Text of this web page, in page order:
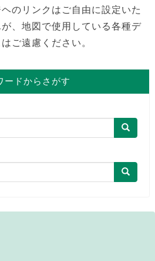
のリンクはご自由に設定いた
、地図で使用している各種デ
ご遠慮ください。
ードからさがす